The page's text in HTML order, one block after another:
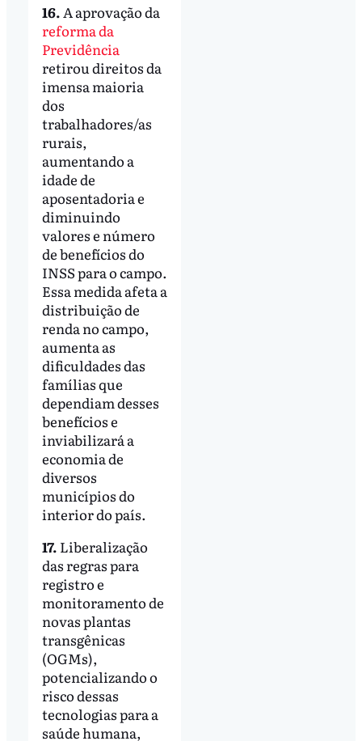
16. A aprovação da
reforma da
Previdência
retirou direitos da
imensa maioria
dos
trabalhadores/as
rurais,
aumentando a
idade de
aposentadoria e
diminuindo
valores e número
de benefícios do
INSS para o campo.
Essa medida afeta a
distribuição de
renda no campo,
aumenta as
dificuldades das
famílias que
dependiam desses
benefícios e
inviabilizará a
economia de
diversos
municípios do
interior do país.
17. Liberalização
das regras para
registro e
monitoramento de
novas plantas
transgênicas
(OGMs),
potencializando o
risco dessas
tecnologias para a
saúde humana,